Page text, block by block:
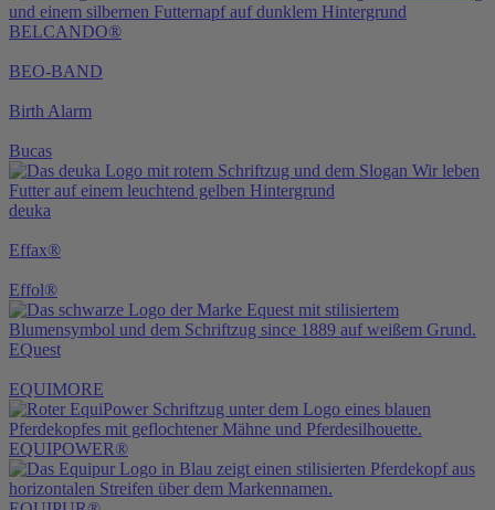
BELCANDO®
BEO-BAND
Birth Alarm
Bucas
deuka
Effax®
Effol®
EQuest
EQUIMORE
EQUIPOWER®